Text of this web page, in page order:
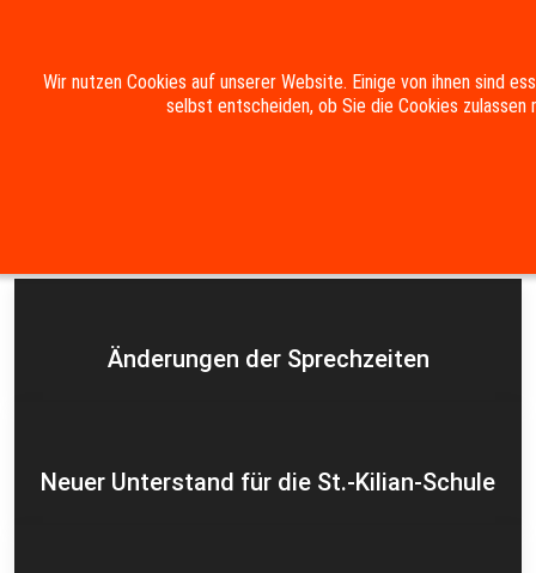
Impressum Datenschutzerklärung
Änderungen der Sprechzeiten
Neuer Unterstand für die St.-Kilian-Schule
Wir nutzen Cookies auf unserer Website. Einige von ihnen sind
selbst entscheiden, ob Sie die Cookies